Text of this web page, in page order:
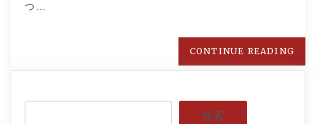
つ…
CONTINUE READING
検索